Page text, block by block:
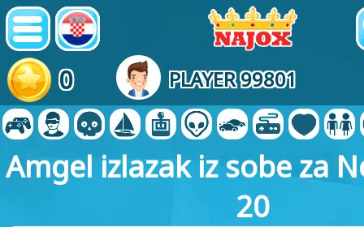
0 PLAYER 99801
Amgel izlazak iz sobe za
20